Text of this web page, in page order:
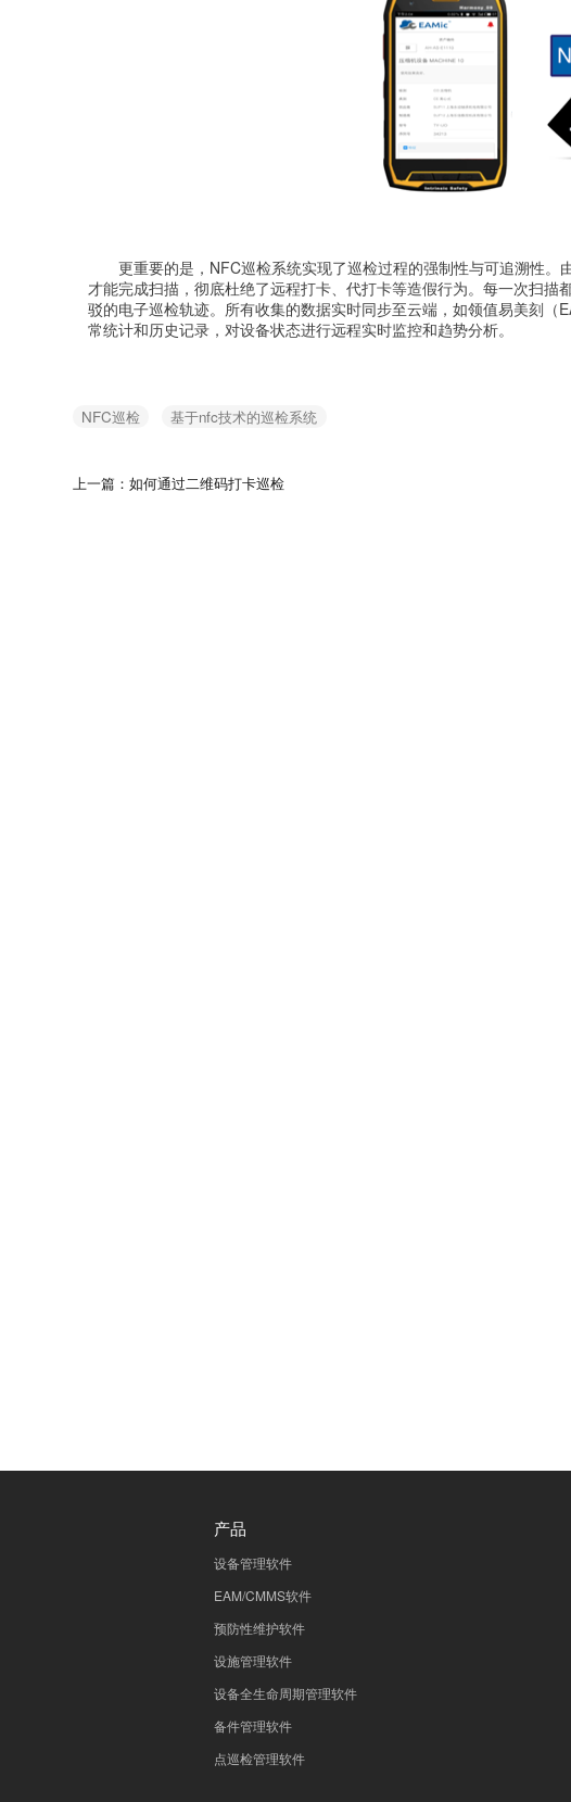
更重要的是，NFC巡检系统实现了巡检过程的强制性与可追溯性
才能完成扫描，彻底杜绝了远程打卡、代打卡等造假行为。每一次扫
驳的电子巡检轨迹。所有收集的数据实时同步至云端，如领值易美刻
常统计和历史记录，对设备状态进行远程实时监控和趋势分析。
NFC巡检 基于nfc技术的巡检系统
上一篇：如何通过二维码打卡巡检
产品
设备管理软件
EAM/CMMS软件
预防性维护软件
设施管理软件
设备全生命周期管理软件
备件管理软件
点巡检管理软件